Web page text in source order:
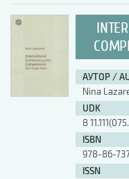
АУТОР /
Nina
UDK
8
ISBN
978-86-
ISSN